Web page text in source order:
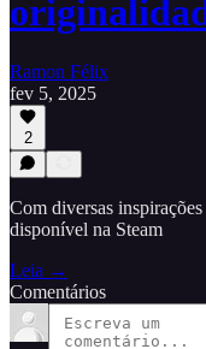
Ramon Félix
fev 5, 2025
2
Com diversas
disponível na Steam
Leia →
Comentários